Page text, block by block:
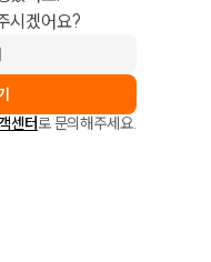
시겠어요?
센터로 문의해주세요.